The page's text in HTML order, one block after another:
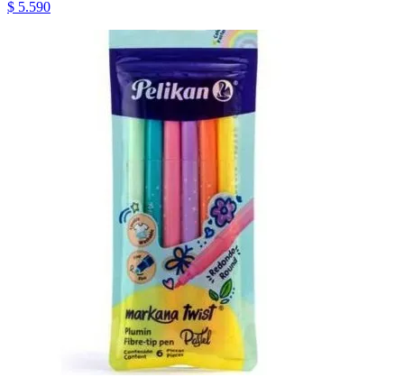
$ 5.590